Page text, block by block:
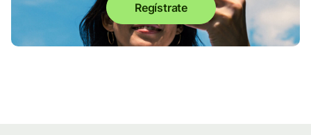
Regístrate